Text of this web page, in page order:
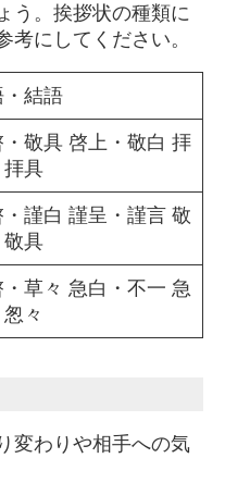
う。挨拶状の種類に
考にしてください。
・結語
・敬具 啓上・敬白 拝
拝具
謹白 謹呈・謹言 敬
敬具
・草々 急白・不一 急
々
変わりや相手への気